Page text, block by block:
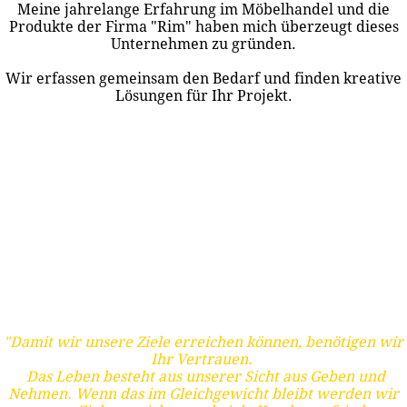
Meine jahrelange Erfahrung im Möbelhandel und die
Produkte der Firma "Rim" haben mich überzeugt dieses
Unternehmen zu gründen.
Wir erfassen gemeinsam den Bedarf und finden kreative
Lösungen für Ihr Projekt.
"Damit wir unsere Ziele erreichen können, benötigen wir
Ihr Vertrauen.
Das Leben besteht aus unserer Sicht aus Geben und
Nehmen. Wenn das im Gleichgewicht bleibt werden wir